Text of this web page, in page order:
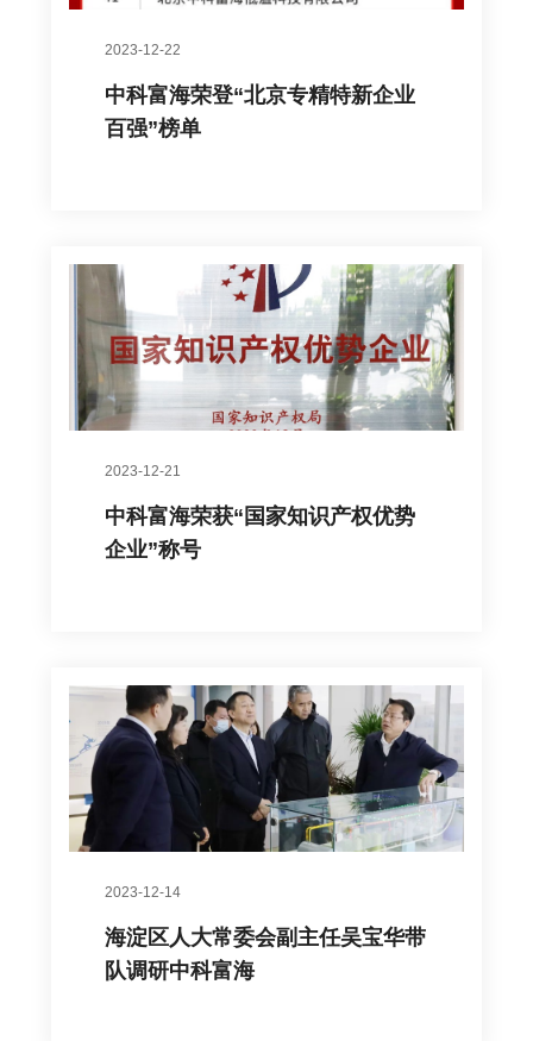
2023-12-22
中科富海荣登“北京专精特新企业
百强”榜单
2023-12-21
中科富海荣获“国家知识产权优势
企业”称号
2023-12-14
海淀区人大常委会副主任吴宝华带
队调研中科富海